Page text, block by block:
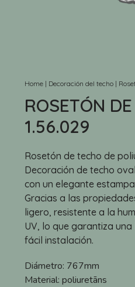
Home | Decoración del techo |
ROSETÓN
1.56.029
Rosetón de techo de
Decoración de techo
con un elegante
Gracias a las
ligero, resistente a la
UV, lo que garantiza
fácil instalación.
Diámetro: 767mm
Material: poliuretāns